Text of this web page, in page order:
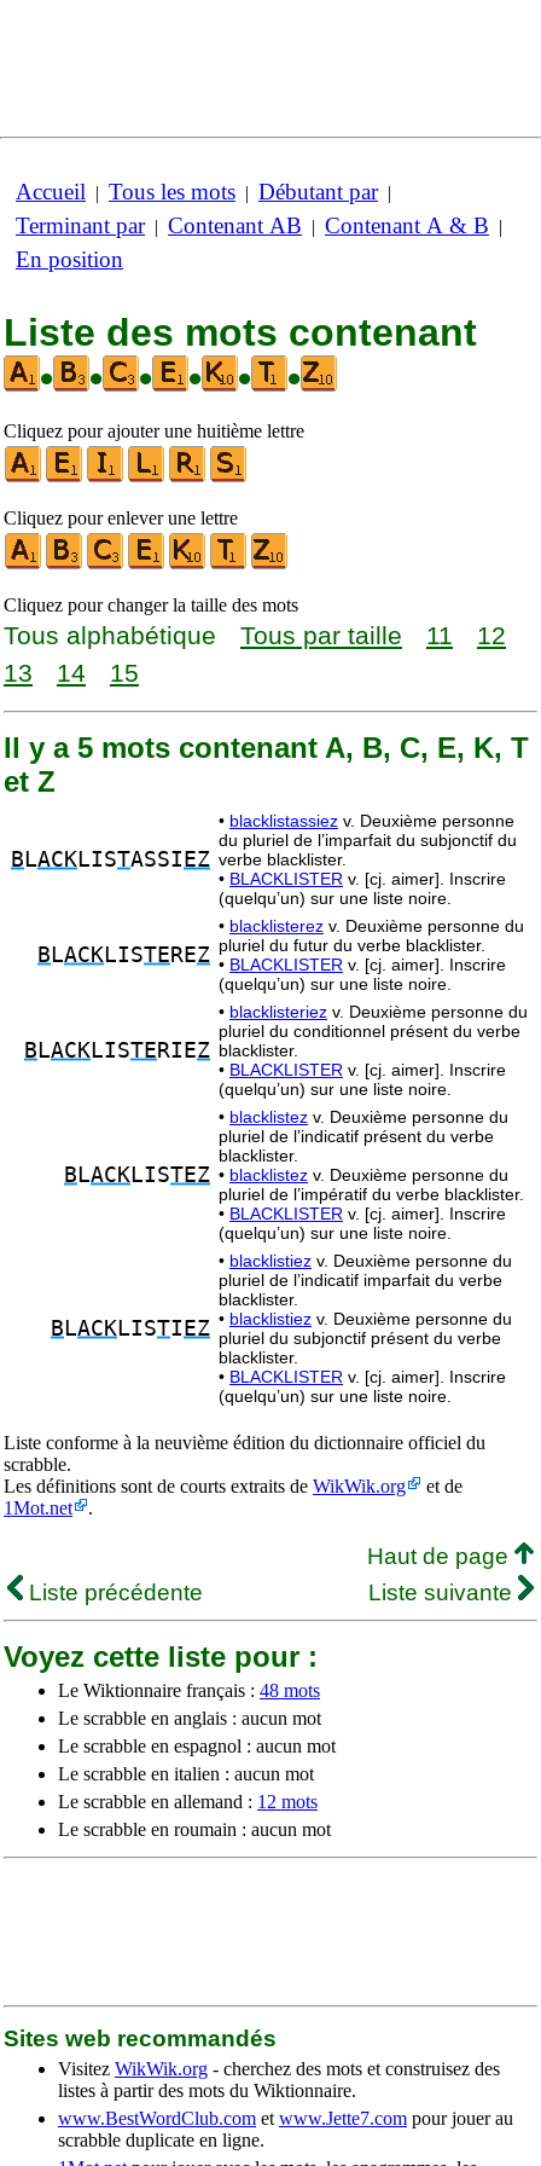
Accueil | Tous les mots | Débutant par|
Terminant par| Contenant AB | Contenant A & B |
En position
Liste des mots contenant
•
• • • • •
Cliquez pour ajouter une huitième lettre
Cliquez pour enlever une lettre
Cliquez pour changer la taille des mots
Tous alphabétique Tous par taille 11
12
13
14 15
Il y a 5 mots contenant A, B, C, E, K, T
et Z
B LACKLISTASSI EZ
• blacklistassiez v. Deuxième personne
du pluriel de l’imparfait du subjonctif du
verbe blacklister.
• BLACKLISTER v. [cj. aimer]. Inscrire
(quelqu’un) sur une liste noire.
B LACKLISTE REZ
• blacklisterez v. Deuxième personne du
pluriel du futur du verbe blacklister.
• BLACKLISTER v. [cj. aimer]. Inscrire
(quelqu’un) sur une liste noire.
B LACKLISTE RIEZ
• blacklisteriez v. Deuxième personne du
pluriel du conditionnel présent du verbe
blacklister.
• BLACKLISTER v. [cj. aimer]. Inscrire
(quelqu’un) sur une liste noire.
B LACKLISTEZ
• blacklistez v. Deuxième personne du
pluriel de l’indicatif présent du verbe
blacklister.
• blacklistez v. Deuxième personne du
pluriel de l’impératif du verbe blacklister.
• BLACKLISTER v. [cj. aimer]. Inscrire
(quelqu’un) sur une liste noire.
B LACKLISTI EZ
• blacklistiez v. Deuxième personne du
pluriel de l’indicatif imparfait du verbe
blacklister.
• blacklistiez v. Deuxième personne du
pluriel du subjonctif présent du verbe
blacklister.
• BLACKLISTER v. [cj. aimer]. Inscrire
(quelqu’un) sur une liste noire.
Liste conforme à la neuvième édition du dictionnaire officiel du
scrabble.
Les définitions sont de courts extraits de WikWik.org
et de
1Mot.net
.
Haut de page
Liste précédente
Liste suivante
Voyez cette liste pour :
Le Wiktionnaire français : 48 mots
Le scrabble en anglais : aucun mot
Le scrabble en espagnol : aucun mot
Le scrabble en italien : aucun mot
Le scrabble en allemand : 12 mots
Le scrabble en roumain : aucun mot
Sites web recommandés
Visitez WikWik.org - cherchez des mots et construisez des
listes à partir des mots du Wiktionnaire.
www.BestWordClub.com et www.Jette7.com pour jouer au
scrabble duplicate en ligne.